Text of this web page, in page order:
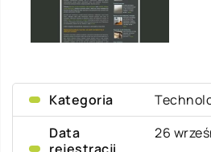
Kategoria
Data
26